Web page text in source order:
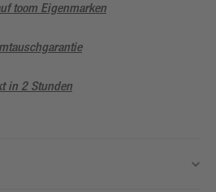
toom Eigenmarken
in 2 Stunden